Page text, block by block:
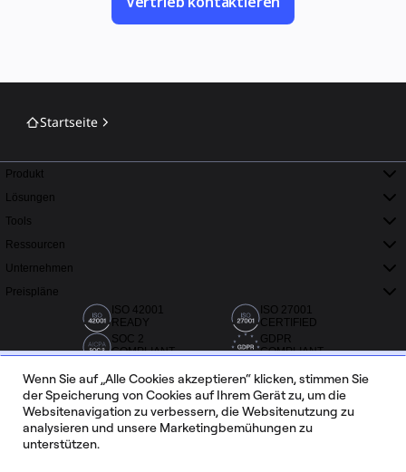
Startseite
Produkt
Lösungen
Tools
Ressourcen
Unternehmen
Preispläne
ISO 42001
READY
ISO 27001
CERTIFIED
SOC 2
COMPLIANT
GDPR
COMPLIANT
Wenn Sie auf „Alle Cookies akzeptieren“ klicken, stimmen Sie
der Speicherung von Cookies auf Ihrem Gerät zu, um die
Websitenavigation zu verbessern, die Websitenutzung zu
analysieren und unsere Marketingbemühungen zu
unterstützen.